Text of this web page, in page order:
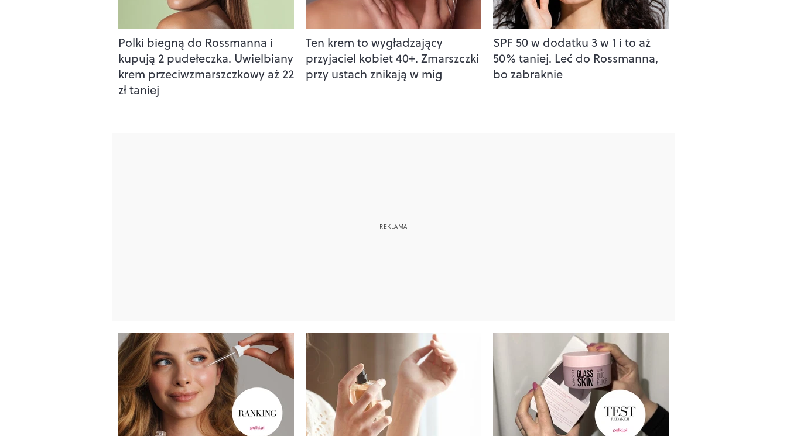
Polki biegną do Rossmanna i
kupują 2 pudełeczka. Uwielbiany
krem przeciwzmarszczkowy aż 22
zł taniej
Ten krem to wygładzający
przyjaciel kobiet 40+. Zmarszczki
przy ustach znikają w mig
SPF 50 w dodatku 3 w 1 i to aż
50% taniej. Leć do Rossmanna,
bo zabraknie